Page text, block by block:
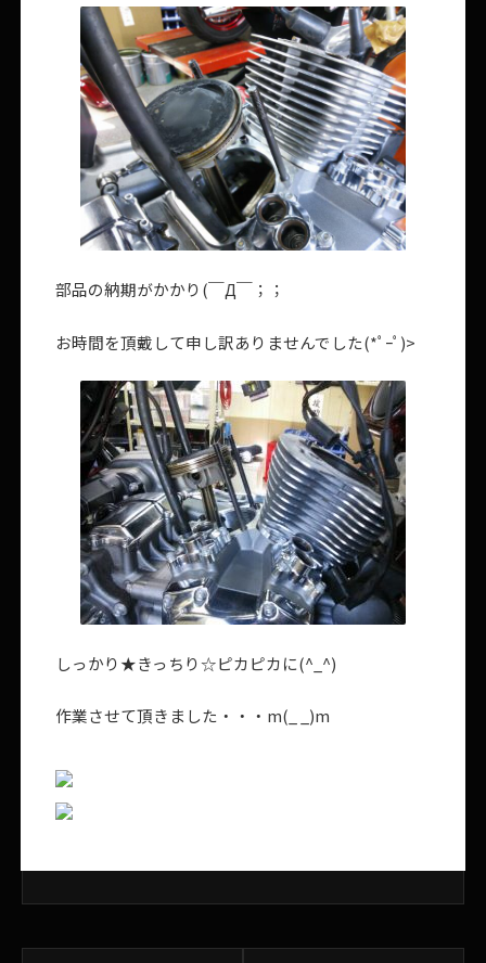
部品の納期がかかり(￣Д￣；；
お時間を頂戴して申し訳ありませんでした(*ﾟｰﾟ)>
しっかり★きっちり☆ピカピカに(^_^)
作業させて頂きました・・・m(_ _)m